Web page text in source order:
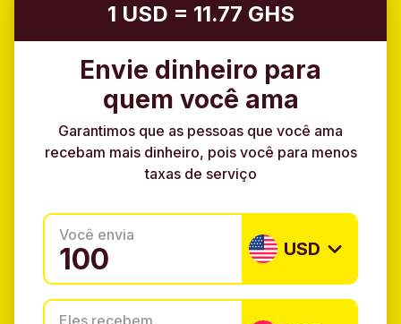
1 USD = 11.77 GHS
Envie dinheiro para
quem você ama
Garantimos que as pessoas que você ama
recebam mais dinheiro, pois você para menos
taxas de serviço
Você envia
USD